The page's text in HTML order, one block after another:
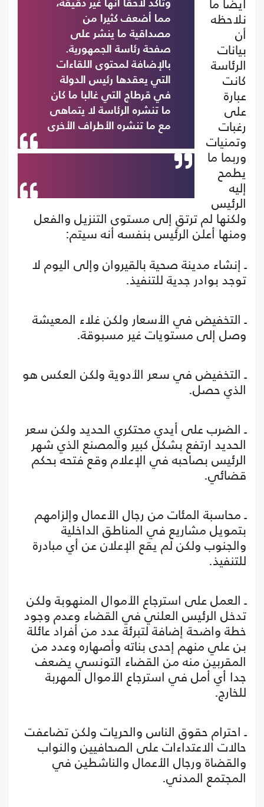
وتأكد لاحقا أنها غير دقيقة،
مما أضعف كثيرا من
مصداقية ما ينشر على
صفحة رئاسة الجمهورية.
بالإضافة لمحتوى اللقاءات
التي يعقدها رئيس الدولة
في قرطاج التي غالبا ما كان
ما تنشره الرئاسة لا يتماهى
مع ما تنشره الأطراف الأخرى
نلاحظه
أن
بيانات
الرئاسة
كانت
عبارة
على
رغبات
وتمنيات
وربما ما
يطمح
إليه
الرئيس
ولكنها لم ترتقِ إلى مستوى التنزيل والفعل
ومنها أعلن الرئيس بنفسه أنه سيتم:
ـ إنشاء مدينة صحية بالقيروان وإلى اليوم لا
توجد بوادر جدية للتنفيذ.
ـ التخفيض في الأسعار ولكن غلاء المعيشة
وصل إلى مستويات غير مسبوقة.
ـ التخفيض في سعر الأدوية ولكن العكس هو
الذي حصل.
ـ الضرب على أيدي محتكري الحديد ولكن سعر
الحديد ارتفع بشكل كبير والمصنع الذي شهر
الرئيس بصاحبه في الإعلام وقع فتحه بحكم
قضائي.
ـ محاسبة المئات من رجال الأعمال وإلزامهم
بتمويل مشاريع في المناطق الداخلية
والجنوب ولكن لم يقع الإعلان عن أي مبادرة
للتنفيذ.
ـ العمل على استرجاع الأموال المنهوبة ولكن
تدخل الرئيس العلني في القضاء وعدم وجود
خطة واضحة إضافة لتبرئة عدد من أفراد عائلة
بن علي منهم إحدى بناته وأصهاره وعدد من
المقربين منه من القضاء التونسي يضعف
جدا أي أمل في استرجاع الأموال المهربة
للخارج.
ـ احترام حقوق الناس والحريات ولكن تضاعفت
حالات الاعتداءات على الصحافيين والنواب
والقضاة ورجال الأعمال والناشطين في
المجتمع المدني.